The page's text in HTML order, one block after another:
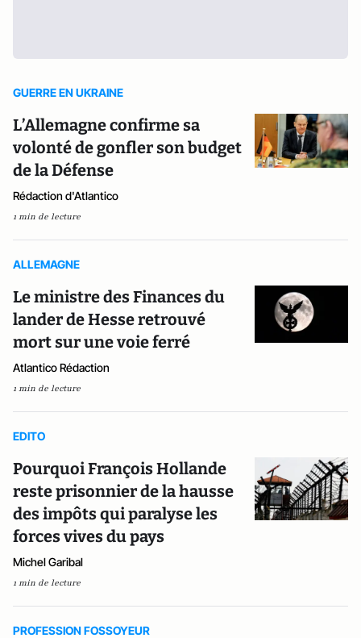
GUERRE EN UKRAINE
L’Allemagne confirme sa
volonté de gonfler son budget
de la Défense
Rédaction d'Atlantico
1 min de lecture
ALLEMAGNE
Le ministre des Finances du
lander de Hesse retrouvé
mort sur une voie ferré
Atlantico Rédaction
1 min de lecture
EDITO
Pourquoi François Hollande
reste prisonnier de la hausse
des impôts qui paralyse les
forces vives du pays
Michel Garibal
1 min de lecture
PROFESSION FOSSOYEUR